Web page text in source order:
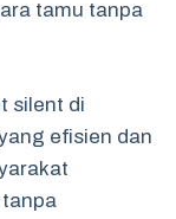
tamu tanpa
silent di
efisien dan